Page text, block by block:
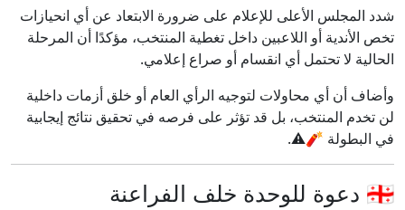
شدد المجلس الأعلى للإعلام على ضرورة الابتعاد عن أي انحيازات
تخص الأندية أو اللاعبين داخل تغطية المنتخب، مؤكدًا أن المرحلة
الحالية لا تحتمل أي انقسام أو صراع إعلامي.
وأضاف أن أي محاولات لتوجيه الرأي العام أو خلق أزمات داخلية
لن تخدم المنتخب، بل قد تؤثر على فرصه في تحقيق نتائج إيجابية
في البطولة 🧨⚠️.
🇪🇬 دعوة للوحدة خلف الفراعنة